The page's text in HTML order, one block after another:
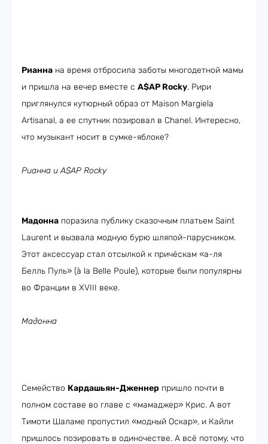
Рианна на время отбросила заботы многодетной мамы
и пришла на вечер вместе с A$AP Rocky. Рири
приглянулся кутюрный образ от Maison Margiela
Artisanal, а ее спутник позировал в Chanel. Интересно,
что музыкант носит в сумке-яблоке?
Рианна и A$AP Rocky
Мадонна поразила публику сказочным платьем Saint
Laurent и вызвала модную бурю шляпой-парусником.
Этот аксессуар стал отсылкой к причёскам «а-ля
Белль Пуль» (à la Belle Poule), которые были популярны
во Франции в XVIII веке.
Мадонна
Семейство Кардашьян-Дженнер пришло почти в
полном составе во главе с «мамаджер» Крис. А вот
Тимоти Шаламе пропустил «модный Оскар», и Кайли
пришлось позировать в одиночестве. А всё потому, что